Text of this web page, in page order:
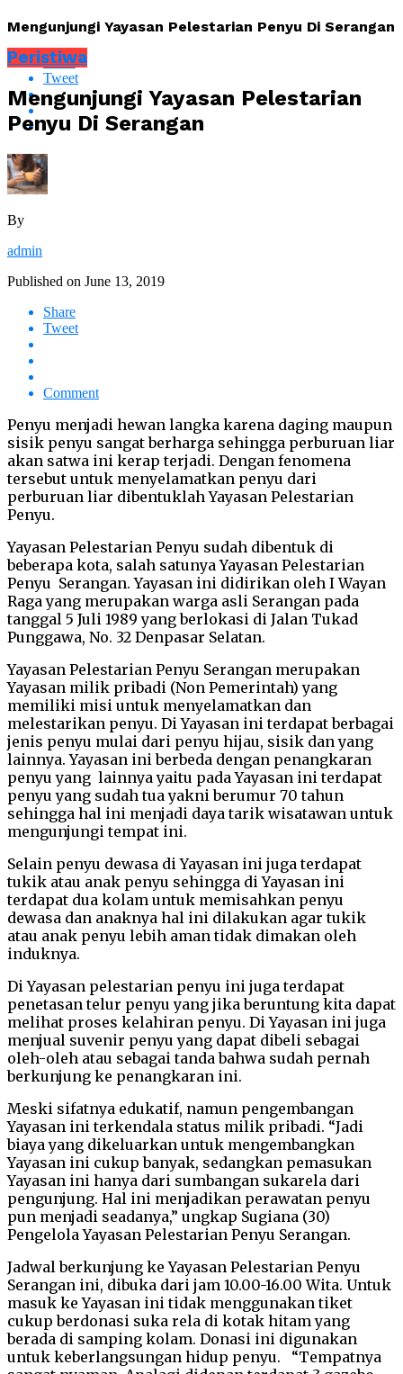
Mengunjungi Yayasan Pelestarian Penyu Di Serangan
Share
Tweet
Peristiwa
Mengunjungi Yayasan Pelestarian
Penyu Di Serangan
By
admin
Published on June 13, 2019
Share
Tweet
Comment
Penyu menjadi hewan langka karena daging maupun
sisik penyu sangat berharga sehingga perburuan liar
akan satwa ini kerap terjadi. Dengan fenomena
tersebut untuk menyelamatkan penyu dari
perburuan liar dibentuklah Yayasan Pelestarian
Penyu.
Yayasan Pelestarian Penyu sudah dibentuk di
beberapa kota, salah satunya Yayasan Pelestarian
Penyu Serangan. Yayasan ini didirikan oleh I Wayan
Raga yang merupakan warga asli Serangan pada
tanggal 5 Juli 1989 yang berlokasi di Jalan Tukad
Punggawa, No. 32 Denpasar Selatan.
Yayasan Pelestarian Penyu Serangan merupakan
Yayasan milik pribadi (Non Pemerintah) yang
memiliki misi untuk menyelamatkan dan
melestarikan penyu. Di Yayasan ini terdapat berbagai
jenis penyu mulai dari penyu hijau, sisik dan yang
lainnya. Yayasan ini berbeda dengan penangkaran
penyu yang lainnya yaitu pada Yayasan ini terdapat
penyu yang sudah tua yakni berumur 70 tahun
sehingga hal ini menjadi daya tarik wisatawan untuk
mengunjungi tempat ini.
Selain penyu dewasa di Yayasan ini juga terdapat
tukik atau anak penyu sehingga di Yayasan ini
terdapat dua kolam untuk memisahkan penyu
dewasa dan anaknya hal ini dilakukan agar tukik
atau anak penyu lebih aman tidak dimakan oleh
induknya.
Di Yayasan pelestarian penyu ini juga terdapat
penetasan telur penyu yang jika beruntung kita dapat
melihat proses kelahiran penyu. Di Yayasan ini juga
menjual suvenir penyu yang dapat dibeli sebagai
oleh-oleh atau sebagai tanda bahwa sudah pernah
berkunjung ke penangkaran ini.
Meski sifatnya edukatif, namun pengembangan
Yayasan ini terkendala status milik pribadi. “Jadi
biaya yang dikeluarkan untuk mengembangkan
Yayasan ini cukup banyak, sedangkan pemasukan
Yayasan ini hanya dari sumbangan sukarela dari
pengunjung. Hal ini menjadikan perawatan penyu
pun menjadi seadanya,” ungkap Sugiana (30)
Pengelola Yayasan Pelestarian Penyu Serangan.
Jadwal berkunjung ke Yayasan Pelestarian Penyu
Serangan ini, dibuka dari jam 10.00-16.00 Wita. Untuk
masuk ke Yayasan ini tidak menggunakan tiket
cukup berdonasi suka rela di kotak hitam yang
berada di samping kolam. Donasi ini digunakan
untuk keberlangsungan hidup penyu. “Tempatnya